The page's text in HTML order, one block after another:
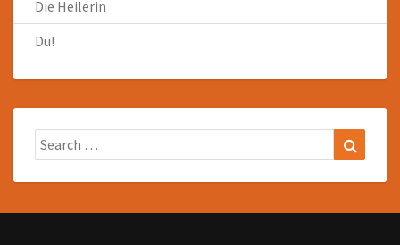
Die Heilerin
Du!
Search
for: